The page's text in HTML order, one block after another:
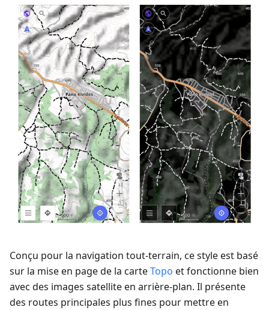
Conçu pour la navigation tout-terrain, ce style est basé
sur la mise en page de la carteTopo et fonctionne bien
avec des images satellite en arrière-plan. Il présente
des routes principales plus fines pour mettre en